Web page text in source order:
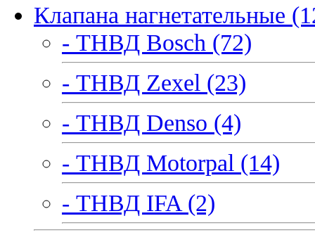
Клапана нагнетательные
- ТНВД Bosch (72)
- ТНВД Zexel (23)
- ТНВД Denso (4)
- ТНВД Motorpal (14)
- ТНВД IFA (2)